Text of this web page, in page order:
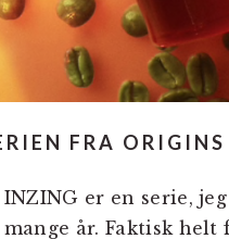
FRA ORIGINS
INZING er en serie,
mange år. Faktisk helt